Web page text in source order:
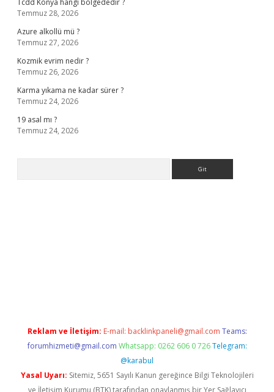
Tcdd Konya hangi bölgededir ?
Temmuz 28, 2026
Azure alkollü mü ?
Temmuz 27, 2026
Kozmik evrim nedir ?
Temmuz 26, 2026
Karma yıkama ne kadar sürer ?
Temmuz 24, 2026
19 asal mı ?
Temmuz 24, 2026
Reklam ve İletişim: E-mail: backlinkpaneli@gmail.com Teams:
forumhizmeti@gmail.com Whatsapp: 0262 606 0 726 Telegram:
@karabul
Yasal Uyarı: Sitemiz, 5651 Sayılı Kanun gereğince Bilgi Teknolojileri
ve İletişim Kurumu (BTK) tarafından onaylanmış bir Yer Sağlayıcı